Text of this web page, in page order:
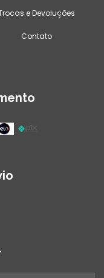
e Devoluções
Contato